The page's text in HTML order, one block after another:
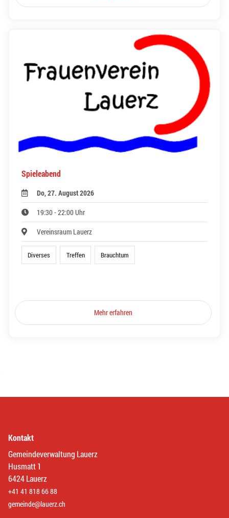
Spieleabend
Do, 27. August 2026
19:30 - 22:00 Uhr
Vereinsraum Lauerz
Diverses Treffen Brauchtum
Mehr erfahren
Kontakt
Gemeindeverwaltung Lauerz
Husmatt 1
6424 Lauerz
+41 41 818 66 88
gemeinde@lauerz.ch